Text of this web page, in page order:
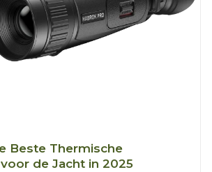
Beste Thermische
de Jacht in 2025